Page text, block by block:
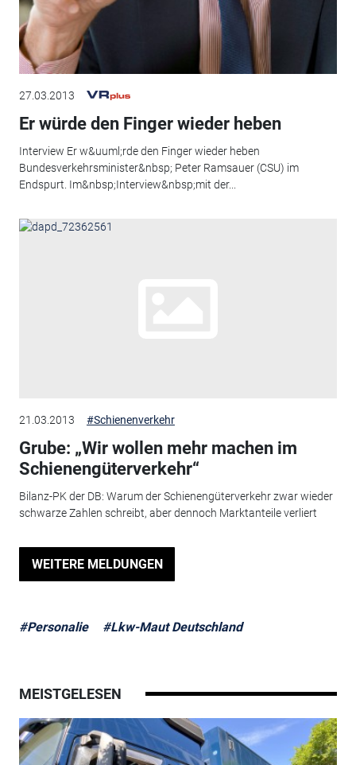
27.03.2013
Er würde den Finger wieder heben
Interview Er w&uuml;rde den Finger wieder heben
Bundesverkehrsminister&nbsp; Peter Ramsauer (CSU) im
Endspurt. Im&nbsp;Interview&nbsp;mit der...
21.03.2013 #Schienenverkehr
Grube: „Wir wollen mehr machen im
Schienengüterverkehr“
Bilanz-PK der DB: Warum der Schienengüterverkehr zwar wieder
schwarze Zahlen schreibt, aber dennoch Marktanteile verliert
WEITERE MELDUNGEN
#Personalie #Lkw-Maut Deutschland
MEISTGELESEN